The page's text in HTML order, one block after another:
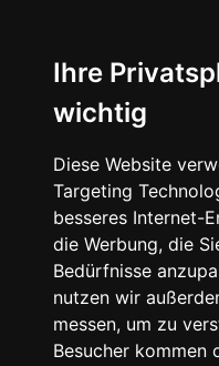
Ihre
wichtig
Diese Website
Targeting
besseres Internet-
die Werbung, die
Bedürfnisse
nutzen wir
messen, um zu
Besucher kommen